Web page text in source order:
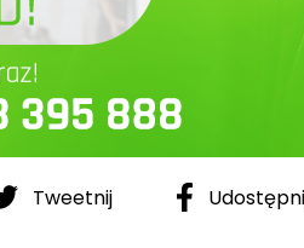
Tweetnij